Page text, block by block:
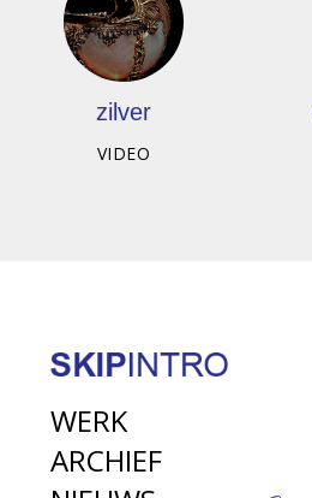
zilver
VIDEO
WERK
ARCHIEF